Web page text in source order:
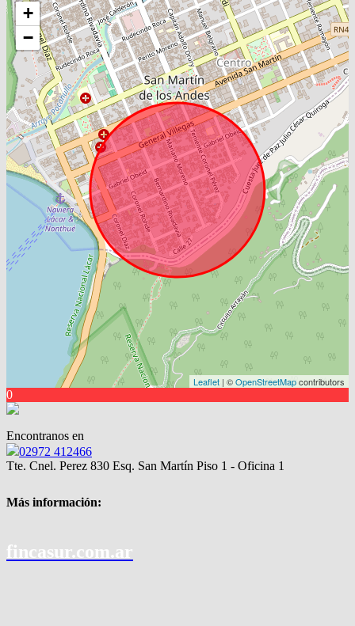
+
−
Leaflet | ©OpenStreetMapcontributors
0
Encontranos en
02972 412466
Tte. Cnel. Perez 830 Esq. San Martín Piso 1 - Oficina 1
Más información:
fincasur.com.ar